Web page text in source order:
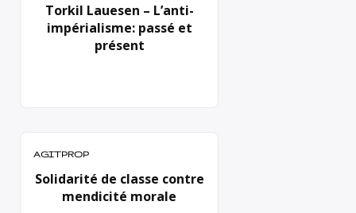
Torkil Lauesen – L’anti-
impérialisme: passé et
présent
AGITPROP
Solidarité de classe contre
mendicité morale